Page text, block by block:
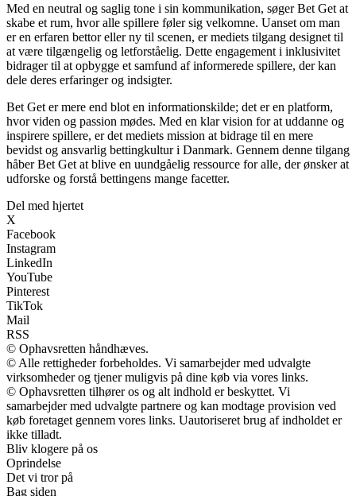
Med en neutral og saglig tone i sin kommunikation, søger Bet Get at
skabe et rum, hvor alle spillere føler sig velkomne. Uanset om man
er en erfaren bettor eller ny til scenen, er mediets tilgang designet til
at være tilgængelig og letforståelig. Dette engagement i inklusivitet
bidrager til at opbygge et samfund af informerede spillere, der kan
dele deres erfaringer og indsigter.
Bet Get er mere end blot en informationskilde; det er en platform,
hvor viden og passion mødes. Med en klar vision for at uddanne og
inspirere spillere, er det mediets mission at bidrage til en mere
bevidst og ansvarlig bettingkultur i Danmark. Gennem denne tilgang
håber Bet Get at blive en uundgåelig ressource for alle, der ønsker at
udforske og forstå bettingens mange facetter.
Del med hjertet
X
Facebook
Instagram
LinkedIn
YouTube
Pinterest
TikTok
Mail
RSS
© Ophavsretten håndhæves.
© Alle rettigheder forbeholdes. Vi samarbejder med udvalgte
virksomheder og tjener muligvis på dine køb via vores links.
© Ophavsretten tilhører os og alt indhold er beskyttet. Vi
samarbejder med udvalgte partnere og kan modtage provision ved
køb foretaget gennem vores links. Uautoriseret brug af indholdet er
ikke tilladt.
Bliv klogere på os
Oprindelse
Det vi tror på
Bag siden